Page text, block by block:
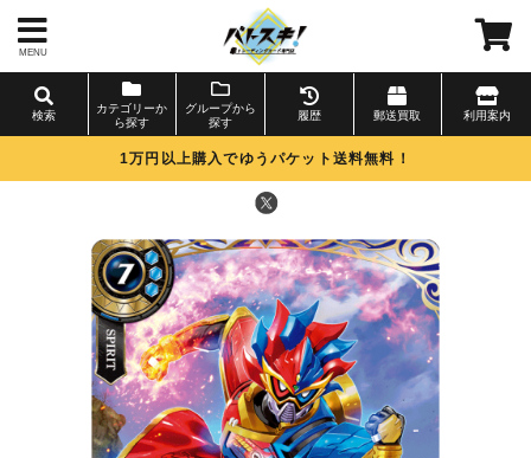
MENU
検索
カテゴリーか
ら探す
グループから
探す
履歴 郵送買取 利用案内
1万円以上購入でゆうパケット送料無料！